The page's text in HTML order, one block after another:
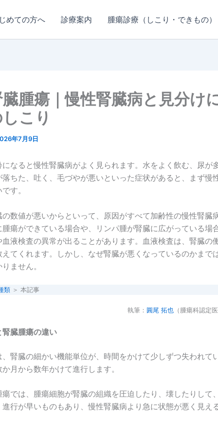
めての方へ 診療案内 腫瘍診療（しこり・できもの）
腫瘍｜慢性腎臓病と見分け
こり
年7月9日
なると慢性腎臓病がよく見られます。水をよく飲む、尿が
ちた、吐く、毛づやが悪いといった症状があると、まず慢
す。
数値が悪いからといって、原因がすべて加齢性の慢性腎臓
瘍ができている場合や、リンパ腫が腎臓に広がっている場
液検査の異常が出ることがあります。血液検査は、腎臓の
てくれます。しかし、なぜ腎臓が悪くなっているのかまで
ません。
類 ＞ 本記事
執筆： 圓尾 拓也 （腫瘍科認定
臓腫瘍の違い
腎臓の細かい機能単位が、時間をかけて少しずつ失われて
月から数年かけて進行します。
では、腫瘍細胞が腎臓の組織を圧迫したり、壊したりして
行が早いものもあり、慢性腎臓病より急に状態が悪く見え